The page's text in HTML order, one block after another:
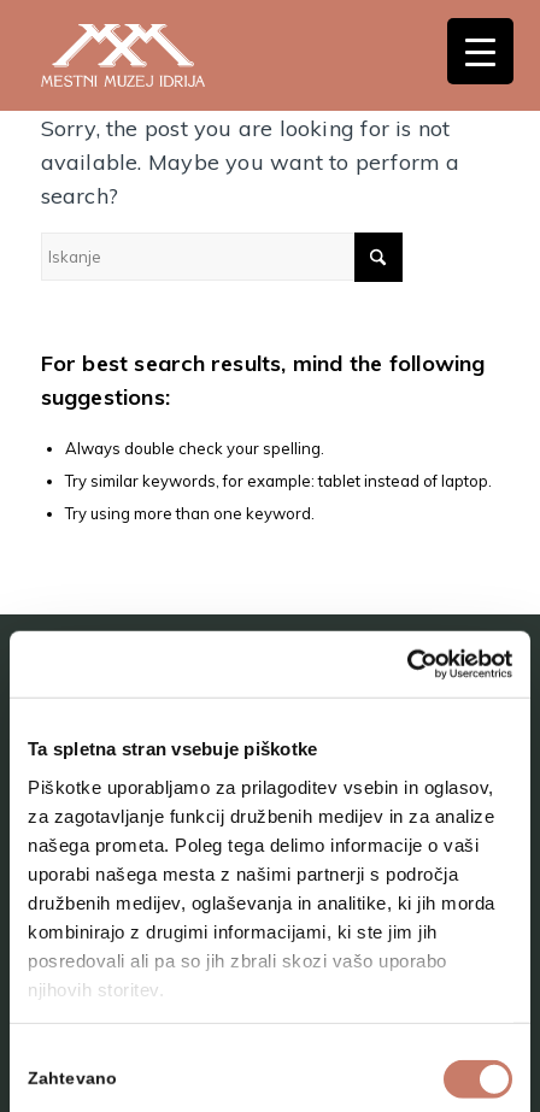
Ta spletna stran vsebuje piškotke
Piškotke uporabljamo za prilagoditev vsebin in oglasov,
za zagotavljanje funkcij družbenih medijev in za analize
našega prometa. Poleg tega delimo informacije o vaši
uporabi našega mesta z našimi partnerji s področja
družbenih medijev, oglaševanja in analitike, ki jih morda
kombinirajo z drugimi informacijami, ki ste jim jih
posredovali ali pa so jih zbrali skozi vašo uporabo
njihovih storitev.
soglasja
Zahtevano
Nothing Found
Sorry, the post you are looking for is not
available. Maybe you want to perform a
search?
For best search results, mind the following
suggestions:
Always double check your spelling.
Try similar keywords, for example: tablet instead of laptop.
Try using more than one keyword.
O muzeju
Naše zbirke
Aktualno
Kontakt